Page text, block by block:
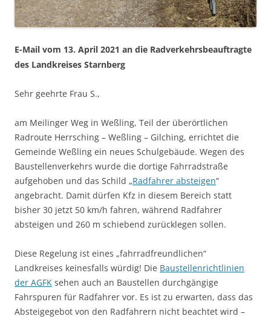
E-Mail vom 13. April 2021 an die Radverkehrsbeauftragte
des Landkreises Starnberg
Sehr geehrte Frau S.,
am Meilinger Weg in Weßling, Teil der überörtlichen
Radroute Herrsching – Weßling – Gilching, errichtet die
Gemeinde Weßling ein neues Schulgebäude. Wegen des
Baustellenverkehrs wurde die dortige Fahrradstraße
aufgehoben und das Schild „Radfahrer absteigen“
angebracht. Damit dürfen Kfz in diesem Bereich statt
bisher 30 jetzt 50 km/h fahren, während Radfahrer
absteigen und 260 m schiebend zurücklegen sollen.
Diese Regelung ist eines „fahrradfreundlichen“
Landkreises keinesfalls würdig! Die Baustellenrichtlinien
der AGFK sehen auch an Baustellen durchgängige
Fahrspuren für Radfahrer vor. Es ist zu erwarten, dass das
Absteigegebot von den Radfahrern nicht beachtet wird –